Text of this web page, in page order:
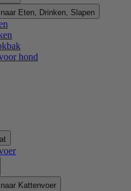
Eten, Drinken, Slapen
hond
Kattenvoer